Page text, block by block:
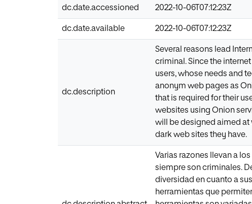
dc.date.accessioned 2022-10-06T07:12:23Z
dc.date.available 2022-10-06T07:12:23Z
dc.description
Several reasons lead
criminal. Since the
users, whose needs and
anonym web pages as
that is required for their
websites using Onion
will be designed aimed
dark web sites they have.
Varias razones llevan a
siempre son criminales.
diversidad en cuanto a
herramientas que